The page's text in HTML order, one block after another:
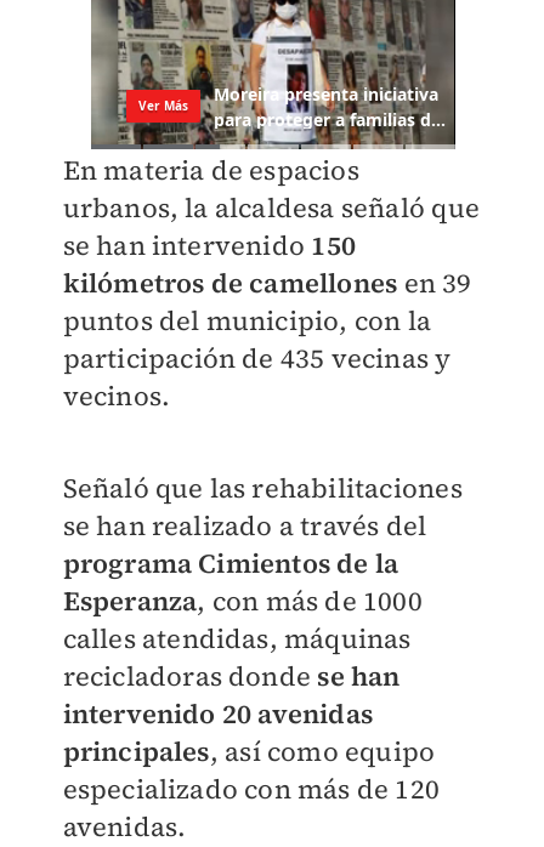
En materia de espacios
urbanos, la alcaldesa señaló que
se han intervenido 150
kilómetros de camellones en 39
puntos del municipio, con la
participación de 435 vecinas y
vecinos.
Señaló que las rehabilitaciones
se han realizado a través del
programa Cimientos de la
Esperanza, con más de 1000
calles atendidas, máquinas
recicladoras donde se han
intervenido 20 avenidas
principales, así como equipo
especializado con más de 120
avenidas.